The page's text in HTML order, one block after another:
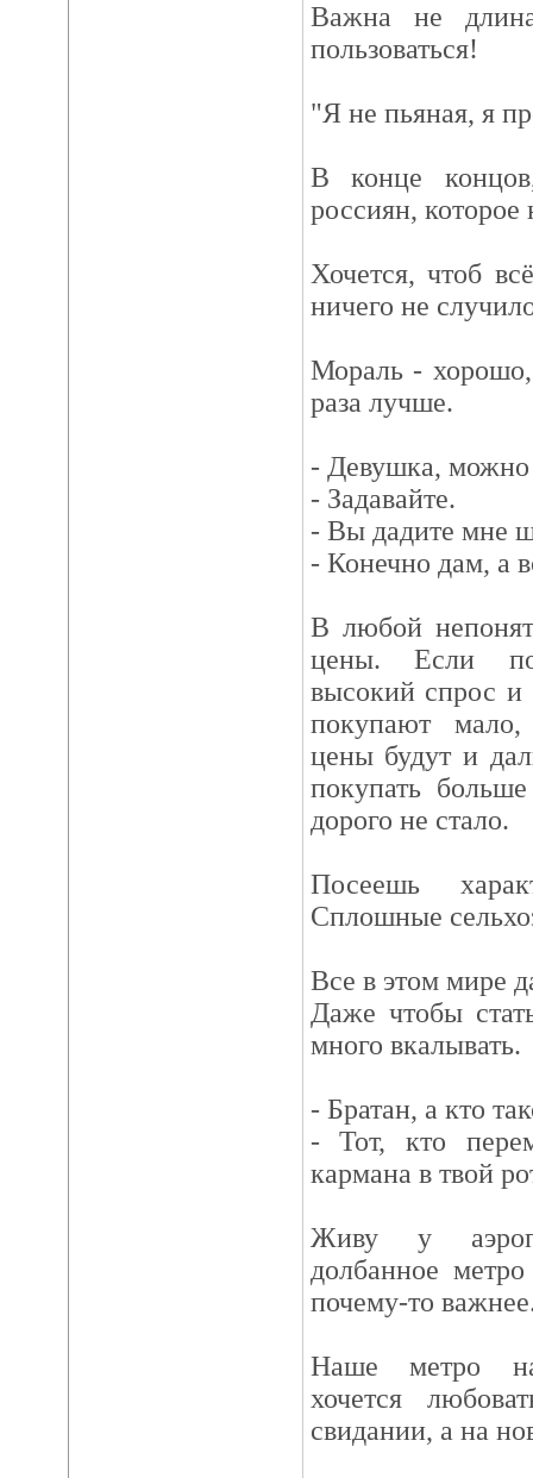
Важна не
пользоваться!
"Я не пьяная, я
В конце
россиян, которое
Хочется, чтоб
ничего не
Мораль -
раза лучше.
- Девушка, можно
- Задавайте.
- Вы дадите мне
- Конечно дам, а
В любой
цены. Если
высокий спрос и
покупают мало,
цены будут и
покупать
дорого не стало.
Посеешь
Сплошные
Все в этом мире
Даже чтобы
много вкалывать.
- Братан, а кто
- Тот, кто
кармана в твой
Живу у
долбанное
почему-то
Наше метро
хочется
свидании, а на